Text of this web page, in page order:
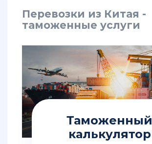
груза
из
Китая
услуги
Китае
Перевозки
из
Китая
-
Перевозки из Китая -
таможенные услуги
Таможенный
калькулятор